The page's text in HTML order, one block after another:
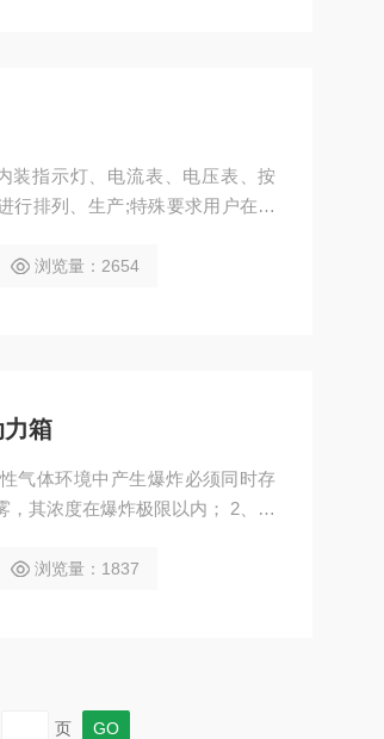
装指示灯、电流表、电压表、按
行排列、生产;特殊要求用户在订
浏览量：2654
箱
其浓度在爆炸极限以内； 2、存
浏览量：1837
页